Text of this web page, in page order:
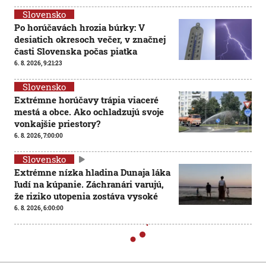
Slovensko
Po horúčavách hrozia búrky: V
desiatich okresoch večer, v značnej
časti Slovenska počas piatka
6. 8. 2026, 9:21:23
Slovensko
Extrémne horúčavy trápia viaceré
mestá a obce. Ako ochladzujú svoje
vonkajšie priestory?
6. 8. 2026, 7:00:00
Slovensko
Extrémne nízka hladina Dunaja láka
ľudí na kúpanie. Záchranári varujú,
že riziko utopenia zostáva vysoké
6. 8. 2026, 6:00:00